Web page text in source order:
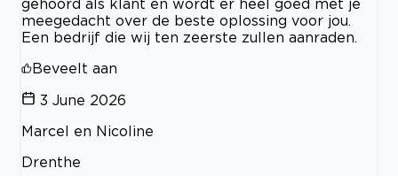
gehoord als klant en wordt er heel goed met je
meegedacht over de beste oplossing voor jou.
Een bedrijf die wij ten zeerste zullen aanraden.
Beveelt aan
3 June 2026
Marcel en Nicoline
Drenthe